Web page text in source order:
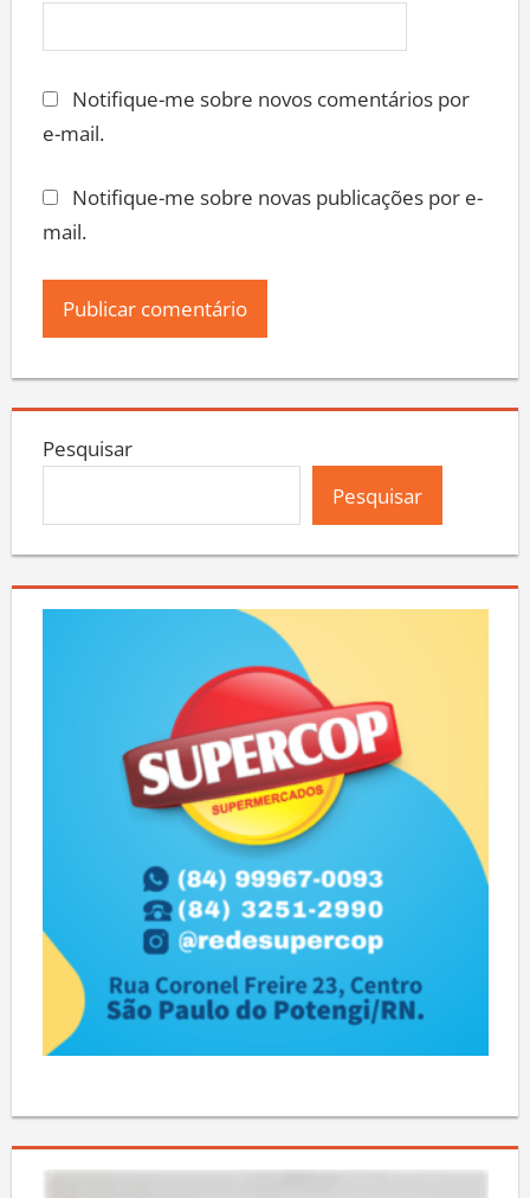
Notifique-me sobre novos comentários por
e-mail.
Notifique-me sobre novas publicações por e-
mail.
Pesquisar
Pesquisar